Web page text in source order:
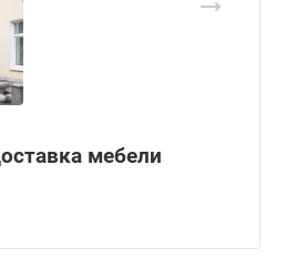
мебели